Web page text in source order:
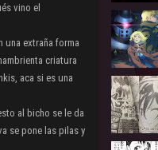
vino el
una extraña forma
criatura
aca si es una
al bicho se le da
se pone las pilas y